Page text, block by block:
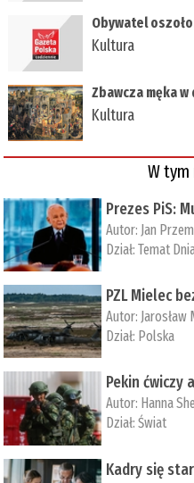
Obywatel
Kultura
Zbawcza męka w
Kultura
W tym
Prezes PiS:
Autor: Jan
Dział:Temat
PZL Mielec
Autor: Jarosław
Dział: Polska
Pekin ćwiczy
Autor: ­Hanna
Dział:Świat
Kadry się